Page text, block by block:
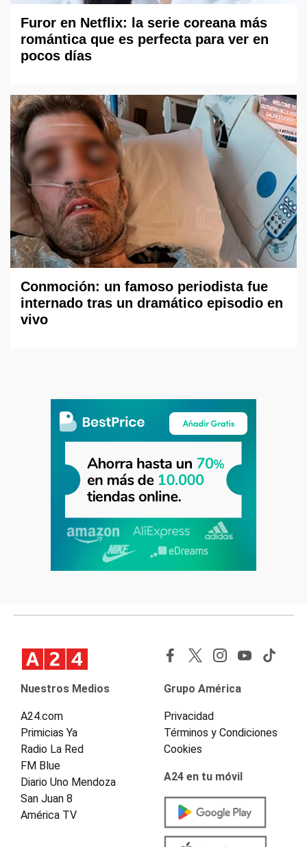
Furor en Netflix: la serie coreana más
romántica que es perfecta para ver en
pocos días
Conmoción: un famoso periodista fue
internado tras un dramático episodio en
vivo
Nuestros Medios
A24.com
Primicias Ya
Radio La Red
FM Blue
Diario Uno Mendoza
San Juan 8
América TV
Grupo América
Privacidad
Términos y Condiciones
Cookies
A24 en tu móvil